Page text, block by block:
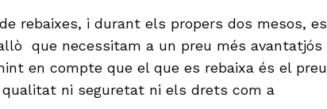
rebaixes, i durant els propers dos mesos, es
que necessitam a un preu més avantatjós
en compte que el que es rebaixa és el preu
ni seguretat ni els drets com a